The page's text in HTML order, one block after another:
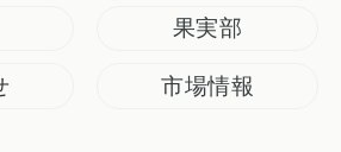
果実部
市場情報